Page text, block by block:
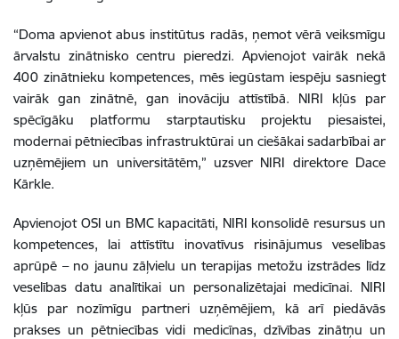
“Doma apvienot abus institūtus radās, ņemot vērā veiksmīgu
ārvalstu zinātnisko centru pieredzi. Apvienojot vairāk nekā
400 zinātnieku kompetences, mēs iegūstam iespēju sasniegt
vairāk gan zinātnē, gan inovāciju attīstībā. NIRI kļūs par
spēcīgāku platformu starptautisku projektu piesaistei,
modernai pētniecības infrastruktūrai un ciešākai sadarbībai ar
uzņēmējiem un universitātēm,” uzsver NIRI direktore Dace
Kārkle.
Apvienojot OSI un BMC kapacitāti, NIRI konsolidē resursus un
kompetences, lai attīstītu inovatīvus risinājumus veselības
aprūpē – no jaunu zāļvielu un terapijas metožu izstrādes līdz
veselības datu analītikai un personalizētajai medicīnai. NIRI
kļūs par nozīmīgu partneri uzņēmējiem, kā arī piedāvās
prakses un pētniecības vidi medicīnas, dzīvības zinātņu un